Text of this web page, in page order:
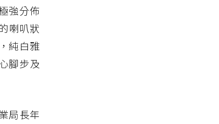
強分佈
喇叭狀
純白雅
腳步及
局長年